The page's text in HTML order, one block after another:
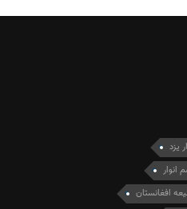
یزد
انوار
افغانستان